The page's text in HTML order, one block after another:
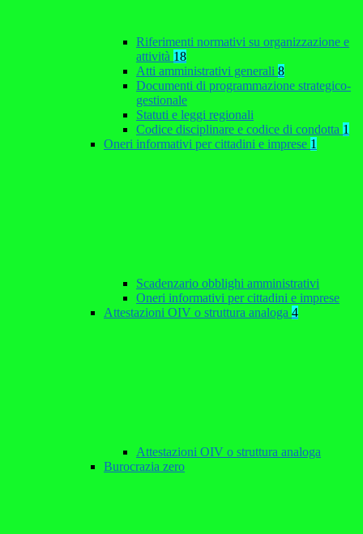
Riferimenti normativi su organizzazione e
attività 18
Atti amministrativi generali 8
Documenti di programmazione strategico-
gestionale
Statuti e leggi regionali
Codice disciplinare e codice di condotta 1
Oneri informativi per cittadini e imprese 1
Scadenzario obblighi amministrativi
Oneri informativi per cittadini e imprese
Attestazioni OIV o struttura analoga 4
Attestazioni OIV o struttura analoga
Burocrazia zero